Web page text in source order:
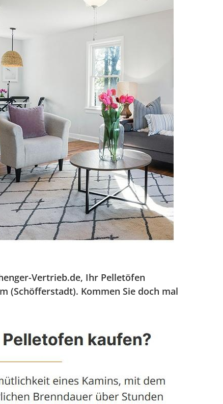
Vertrieb.de, Ihr Pelletöfen
(Schöfferstadt). Kommen Sie doch mal